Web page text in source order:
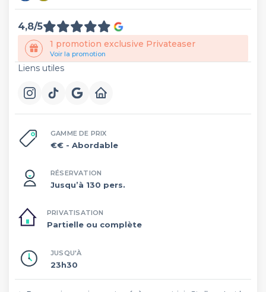
4,8/5
Liens utiles
1 promotion exclusive Privateaser
Voir la promotion
GAMME DE PRIX
€€ - Abordable
RÉSERVATION
Jusqu’à 130 pers.
PRIVATISATION
Partielle ou complète
JUSQU'À
23h30